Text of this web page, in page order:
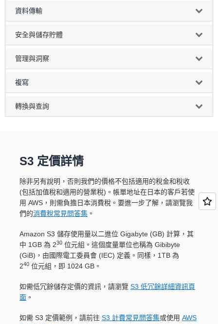
資料傳輸
安全與儲存貯體
管理與洞察
複寫
轉換與查詢
S3 定價詳情
除非另有說明，否則我們的價格不包括適用的稅金和稅收
(包括加值稅和適用的營業稅)。帳單地址在日本的客戶若使
用 AWS，則需負擔日本消費稅。要進一步了解，請瀏覽我
們的消費稅常見問答集 。
Amazon S3 儲存使用量以二進位 Gigabyte (GB) 計算，其
中 1GB 為 230 位元組。這個度量單位也稱為 Gibibyte
(GiB)，由國際電工委員會 (IEC) 定義。同樣，1TB 為
240 位元組，即 1024 GB。
如需低冗餘儲存定價的資訊，請瀏覽 S3 低冗餘詳細資訊頁
面 。
如需 S3 定價範例，請前往 S3 計費常見問答集或使用 AWS